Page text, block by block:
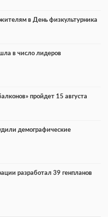
в День физкультурника
в число лидеров
пройдет 15 августа
демографические
разработал 39 генпланов
на въезде в Нижний